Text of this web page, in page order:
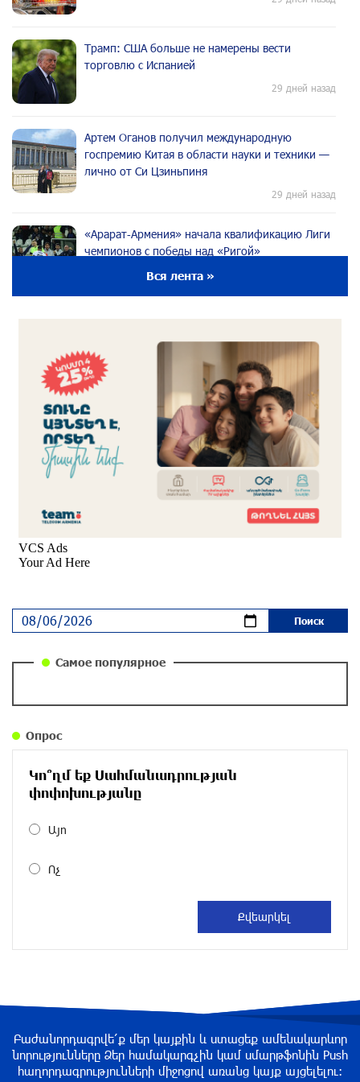
Трамп: США больше не намерены вести
торговлю с Испанией
29 дней назад
Артем Оганов получил международную
госпремию Китая в области науки и техники —
лично от Си Цзиньпиня
29 дней назад
«Арарат‑Армения» начала квалификацию Лиги
чемпионов с победы над «Ригой»
Аравийским морем
29 дней назад
Вопрос об аресте Чалабяна дошел до
Европейского парламента: «Паст»
30 дней назад
и чего на самом деле ожидает общество?
парламентского бойкота оппозиции - пустая
повестка дня? «Паст»
30 дней назад
Размик Марукян стал обладателем бронзовой
избежать энергодефицита в Армении: Алексей
около одного месяца назад
На автодороге Ереван-Севан произошел
Вся лента »
Самое популярное
Опрос
Կո՞ղմ եք Սահմանադրության
փոփոխությանը
Այո
Ոչ
Բաժանորդագրվե՛ք մեր կայքին և ստացեք ամենակարևոր
նորությունները Ձեր համակարգչին կամ սմարթֆոնին Push
հաղորդագրությունների միջոցով առանց կայք այցելելու։